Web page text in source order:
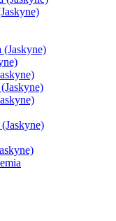
(Jaskyne)